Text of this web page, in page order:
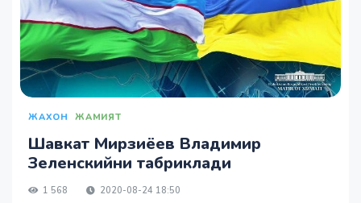
ЖАХОН ЖАМИЯТ
Шавкат Мирзиёев Владимир
Зеленскийни табриклади
1 568 2020-08-24 18:50